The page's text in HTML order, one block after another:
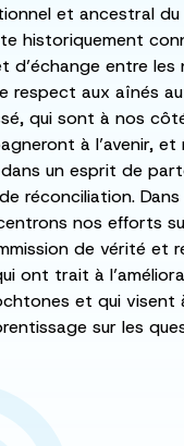
et ancestral du
historiquement
d’échange entre les
respect aux aînés
qui sont à nos
à l’avenir,
dans un esprit de
réconciliation.
nos efforts
de vérité et
ont trait à
et qui visent
sur les